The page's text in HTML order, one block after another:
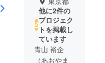
他に2件の
プロジェク
トを掲載し
ています
青山 裕企
（あおやま